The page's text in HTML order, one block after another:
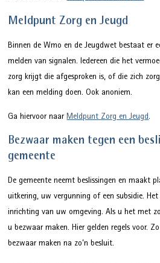
Meldpunt Zorg en Jeugd
Binnen de Wmo en de Jeugdwet bestaat er
melden van signalen. Iedereen die het
zorg krijgt die afgesproken is, of die zich
kan een melding doen. Ook anoniem.
Ga hiervoor naarMeldpunt Zorg en Jeugd.
Bezwaar maken tegen een
gemeente
De gemeente neemt beslissingen en maakt
uitkering, uw vergunning of een subsidie.
inrichting van uw omgeving. Als u het met
u bezwaar maken. Hier gelden regels voor.
bezwaar maken na zo’n besluit.